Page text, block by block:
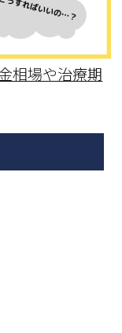
相場や治療期